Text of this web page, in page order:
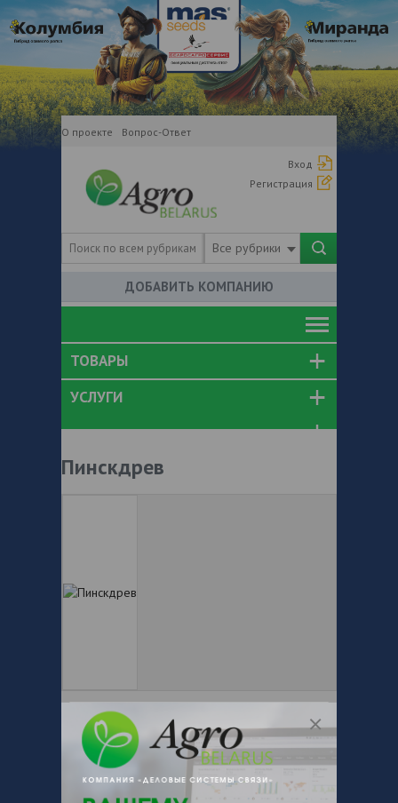
О проекте Вопрос-Ответ
Вход
Регистрация
Все рубрики
ДОБАВИТЬ КОМПАНИЮ
ТОВАРЫ
УСЛУГИ
Пинскдрев
+ 375Показать телефоны
e-mail: pinskdrev01@yandex.ru